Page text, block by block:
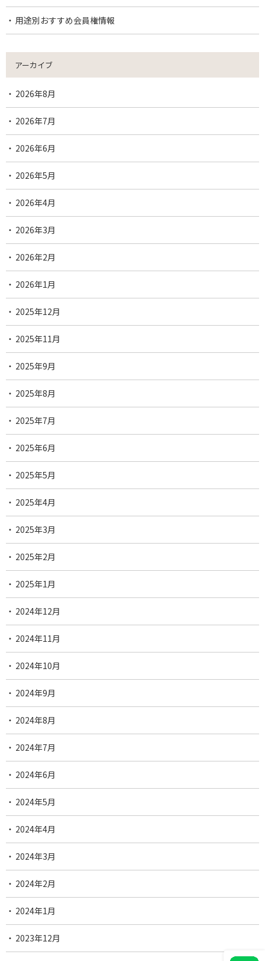
用途別おすすめ会員権情報
アーカイブ
2026年8月
2026年7月
2026年6月
2026年5月
2026年4月
2026年3月
2026年2月
2026年1月
2025年12月
2025年11月
2025年9月
2025年8月
2025年7月
2025年6月
2025年5月
2025年4月
2025年3月
2025年2月
2025年1月
2024年12月
2024年11月
2024年10月
2024年9月
2024年8月
2024年7月
2024年6月
2024年5月
2024年4月
2024年3月
2024年2月
2024年1月
2023年12月